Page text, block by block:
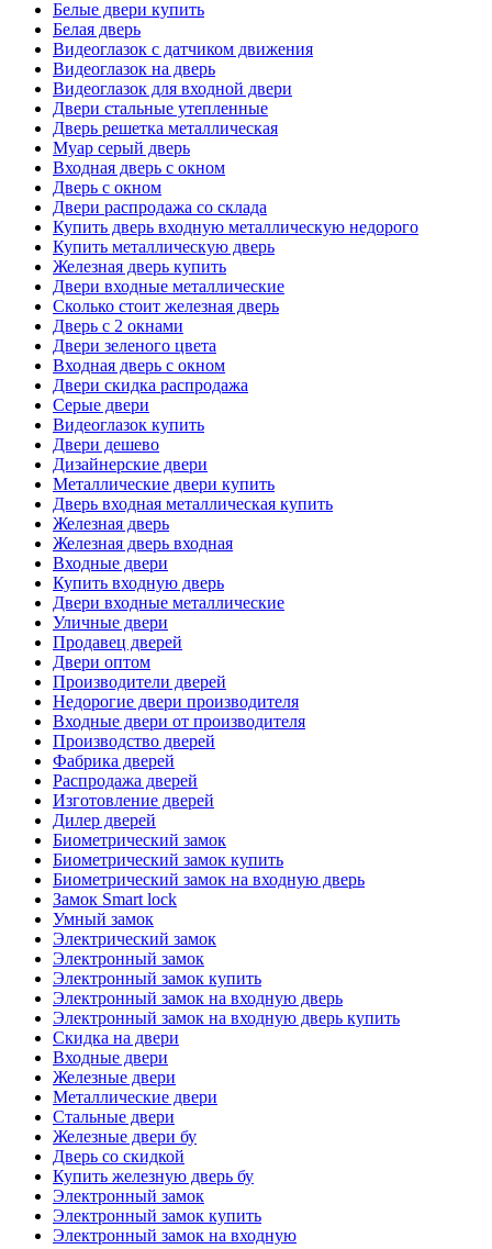
Белые двери купить
Белая дверь
Видеоглазок с датчиком движения
Видеоглазок на дверь
Видеоглазок для входной двери
Двери стальные утепленные
Дверь решетка металлическая
Муар серый дверь
Входная дверь с окном
Дверь с окном
Двери распродажа со склада
Купить дверь входную металлическую недорого
Купить металлическую дверь
Железная дверь купить
Двери входные металлические
Сколько стоит железная дверь
Дверь с 2 окнами
Двери зеленого цвета
Входная дверь с окном
Двери скидка распродажа
Серые двери
Видеоглазок купить
Двери дешево
Дизайнерские двери
Металлические двери купить
Дверь входная металлическая купить
Железная дверь
Железная дверь входная
Входные двери
Купить входную дверь
Двери входные металлические
Уличные двери
Продавец дверей
Двери оптом
Производители дверей
Недорогие двери производителя
Входные двери от производителя
Производство дверей
Фабрика дверей
Распродажа дверей
Изготовление дверей
Дилер дверей
Биометрический замок
Биометрический замок купить
Биометрический замок на входную дверь
Замок Smart lock
Умный замок
Электрический замок
Электронный замок
Электронный замок купить
Электронный замок на входную дверь
Электронный замок на входную дверь купить
Скидка на двери
Входные двери
Железные двери
Металлические двери
Стальные двери
Железные двери бу
Дверь со скидкой
Купить железную дверь бу
Электронный замок
Электронный замок купить
Электронный замок на входную